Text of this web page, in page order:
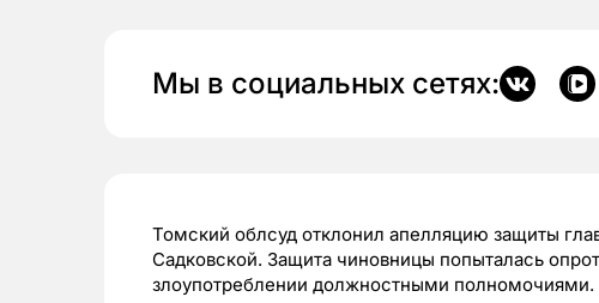
Мы в социальных сетях:
Томский облсуд отклонил апелляцию защиты
Садковской. Защита чиновницы попыталась
злоупотреблении должностными полномочиями.